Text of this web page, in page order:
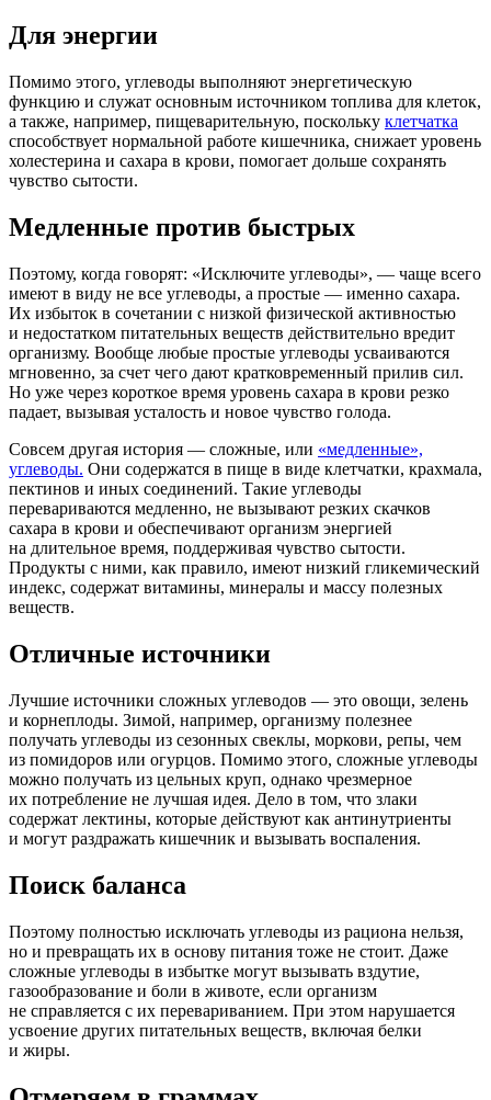
Для энергии
Помимо этого, углеводы выполняют энергетическую
функцию и служат основным источником топлива для клеток,
а также, например, пищеварительную, поскольку клетчатка
способствует нормальной работе кишечника, снижает уровень
холестерина и сахара в крови, помогает дольше сохранять
чувство сытости.
Медленные против быстрых
Поэтому, когда говорят: «Исключите углеводы», — чаще всего
имеют в виду не все углеводы, а простые — именно сахара.
Их избыток в сочетании с низкой физической активностью
и недостатком питательных веществ действительно вредит
организму. Вообще любые простые углеводы усваиваются
мгновенно, за счет чего дают кратковременный прилив сил.
Но уже через короткое время уровень сахара в крови резко
падает, вызывая усталость и новое чувство голода.
Совсем другая история — сложные, или «медленные»,
углеводы. Они содержатся в пище в виде клетчатки, крахмала,
пектинов и иных соединений. Такие углеводы
перевариваются медленно, не вызывают резких скачков
сахара в крови и обеспечивают организм энергией
на длительное время, поддерживая чувство сытости.
Продукты с ними, как правило, имеют низкий гликемический
индекс, содержат витамины, минералы и массу полезных
веществ.
Отличные источники
Лучшие источники сложных углеводов — это овощи, зелень
и корнеплоды. Зимой, например, организму полезнее
получать углеводы из сезонных свеклы, моркови, репы, чем
из помидоров или огурцов. Помимо этого, сложные углеводы
можно получать из цельных круп, однако чрезмерное
их потребление не лучшая идея. Дело в том, что злаки
содержат лектины, которые действуют как антинутриенты
и могут раздражать кишечник и вызывать воспаления.
Поиск баланса
Поэтому полностью исключать углеводы из рациона нельзя,
но и превращать их в основу питания тоже не стоит. Даже
сложные углеводы в избытке могут вызывать вздутие,
газообразование и боли в животе, если организм
не справляется с их перевариванием. При этом нарушается
усвоение других питательных веществ, включая белки
и жиры.